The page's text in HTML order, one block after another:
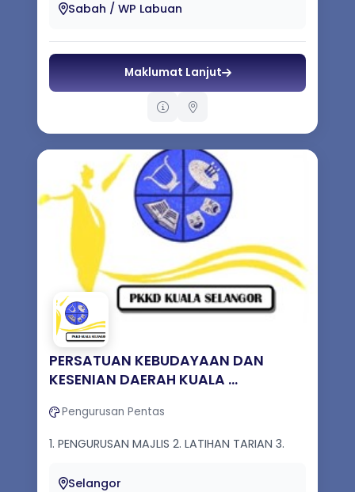
Sabah / WP Labuan
Maklumat Lanjut
PERSATUAN KEBUDAYAAN DAN
KESENIAN DAERAH KUALA ...
Pengurusan Pentas
1. PENGURUSAN MAJLIS 2. LATIHAN TARIAN 3.
KUMPULAN-KUMPULAN KESENIAN KECIL DALAM ...
Selangor